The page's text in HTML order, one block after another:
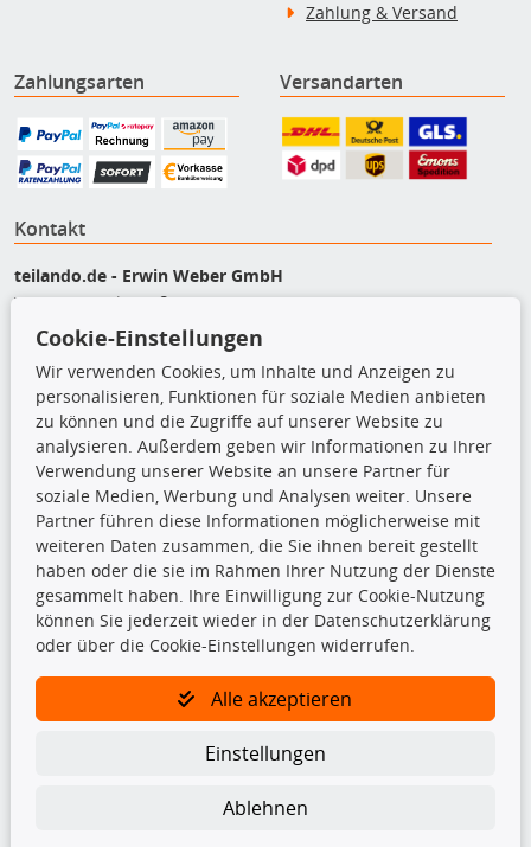
Zahlung & Versand
Zahlungsarten Versandarten
Kontakt
teilando.de - Erwin Weber GmbH
Von-Reuental-Straße 8a
85376 Hetzenhausen
shop@teilando.de
Top Produkte
Beleuchtung
Bremsbeläge
Bremsscheiben
Kupplungssatz
Querlenker
Radlager
Stoßdämpfer
Cookie-Einstellungen
Wir verwenden Cookies, um Inhalte und Anzeigen zu
personalisieren, Funktionen für soziale Medien anbieten
zu können und die Zugriffe auf unserer Website zu
analysieren. Außerdem geben wir Informationen zu Ihrer
Verwendung unserer Website an unsere Partner für
soziale Medien, Werbung und Analysen weiter. Unsere
Partner führen diese Informationen möglicherweise mit
weiteren Daten zusammen, die Sie ihnen bereit gestellt
haben oder die sie im Rahmen Ihrer Nutzung der Dienste
gesammelt haben. Ihre Einwilligung zur Cookie-Nutzung
können Sie jederzeit wieder in der Datenschutzerklärung
oder über die Cookie-Einstellungen widerrufen.
Alle akzeptieren
Einstellungen
Ablehnen